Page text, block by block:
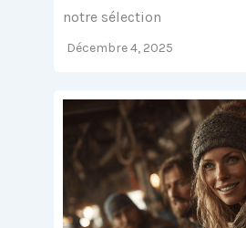
notre sélection
Décembre 4, 2025